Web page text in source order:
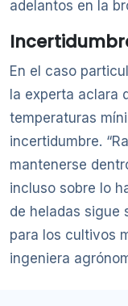
adelantos en la
En el caso
la experta aclara
temperaturas
incertidumbre.
mantenerse
incluso sobre lo
de heladas sigue
para los cultivos
ingeniera